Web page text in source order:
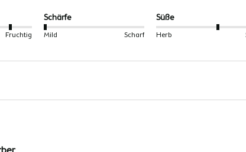
Fruchtig
Schärfe
Mild Scharf
Süße
Herb